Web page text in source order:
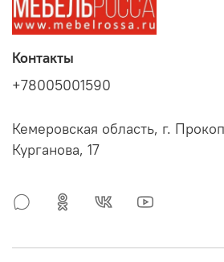
Контакты
+78005001590
Кемеровская область, г.
Курганова, 17